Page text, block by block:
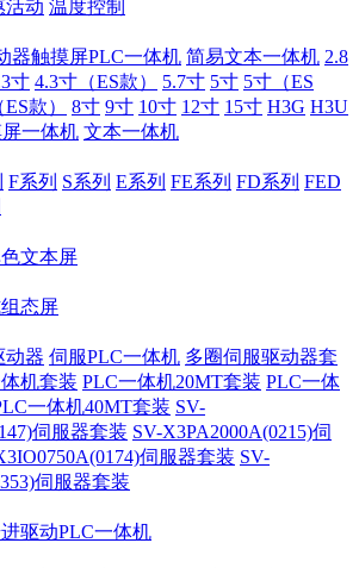
活动 温度控制
器触摸屏PLC一体机 简易文本一体机 2.8
寸 4.3寸（ES款） 5.7寸 5寸 5寸（ES
款） 8寸 9寸 10寸 12寸 15寸 H3G H3U
一体机 文本一体机
F系列 S系列 E系列 FE系列 FD系列 FED
文本屏
态屏
动器 伺服PLC一体机 多圈伺服驱动器套
机套装 PLC一体机20MT套装 PLC一体
一体机40MT套装 SV-
伺服器套装 SV-X3PA2000A(0215)伺
伺服器套装 SV-
伺服器套装
驱动PLC一体机